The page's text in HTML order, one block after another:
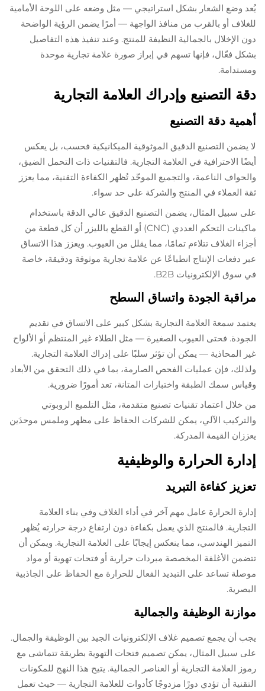
يُعد وضع الشعار بشكل استراتيجي — مثل وضعه على اللوحة الأمامية
للغلاف أو بالقرب من منافذ الواجهة — أمرًا يضمن الرؤية الواضحة
دون الإخلال بالجمالية النظيفة للمنتج. وعند تنفيذ هذه التفاصيل
بشكل فعّال، فإنها تسهم في إبراز صورة علامة تجارية موحدة
ومستدامة.
دقة التصنيع وإدراك العلامة التجارية
أهمية دقة التصنيع
لا يضمن التصنيع الدقيق الموثوقية الميكانيكية فحسب، بل يعكس
أيضًا الاحترافية في العلامة التجارية. فالتقنيات ذات التحمل الضيق،
والحواف الناعمة، والتجميع الموحّد تُظهر الكفاءة التقنية، مما يعزز
ثقة العملاء في المنتج والشركة على حد سواء.
على سبيل المثال، يضمن التصنيع الدقيق عالي الدقة باستخدام
ماكينات التحكم العددي (CNC) أو القطع بالليزر أن كل قطعة من
أجزاء الغلاف تتلاءم تمامًا، مما يقلل من العيوب. ويعزز هذا الاتساق
عبر دفعات الإنتاج انطباعًا عن علامة تجارية موثوقة ودقيقة، خاصة
في سوق الإلكترونيات B2B.
مراقبة الجودة واتساق السطح
يعتمد سمعة العلامة التجارية بشكل كبير على الاتساق في تقديم
الجودة. فحتى العيوب الصغيرة — مثل الطلاء غير المنتظم أو الألواح
غير المحاذية — يمكن أن تؤثر سلبًا على إدراك العلامة التجارية.
ولذلك، فإن عمليات الفحص الصارمة، بما في ذلك التحقق من الأبعاد
وقياس سمك الطبقة واختبارات المتانة، تعد أمورًا ضرورية.
من خلال اعتماد تقنيات تصنيع متقدمة، مثل التلميع الروبوتي
والتركيب الآلي، يمكن للشركات الحفاظ على مظهر وملمس موحدَين
يعززان القيمة المدركة.
إدارة الحرارة والوظيفية
تعزيز كفاءة التبريد
إدارة الحرارة عامل مهم آخر في أداء الغلاف وفي بناء العلامة
التجارية. فالمنتج الذي يعمل بكفاءة دون ارتفاع درجة حرارته يُظهر
التميز الهندسي، مما ينعكس إيجابًا على العلامة التجارية. ويمكن أن
تتضمن الأغلفة المخصصة مبردات حرارية أو فتحات تهوية أو مواد
موصلة تساعد على التبديد الفعال للحرارة مع الحفاظ على الجاذبية
البصرية.
موازنة الوظيفة والجمالية
يجب أن يجمع تصميم غلاف الإلكترونيات الجيد بين الوظيفة والجمال.
على سبيل المثال، يمكن تصميم فتحات التهوية بطريقة تتماشى مع
رموز العلامة التجارية أو العناصر الجمالية. يتيح هذا النهج للمكونات
التقنية أن تؤدي دورًا مزدوجًا كأدوات للعلامة التجارية — حيث تعمل